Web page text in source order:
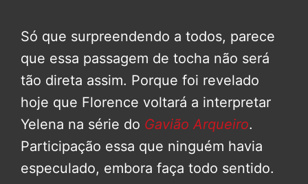
Só que surpreendendo a todos, parece
que essa passagem de tocha não será
tão direta assim. Porque foi revelado
hoje que Florence voltará a interpretar
Yelena na série do Gavião Arqueiro.
Participação essa que ninguém havia
especulado, embora faça todo sentido.